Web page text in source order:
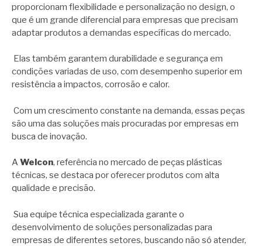
proporcionam flexibilidade e personalização no design, o
que é um grande diferencial para empresas que precisam
adaptar produtos a demandas específicas do mercado.
Elas também garantem durabilidade e segurança em
condições variadas de uso, com desempenho superior em
resistência a impactos, corrosão e calor.
Com um crescimento constante na demanda, essas peças
são uma das soluções mais procuradas por empresas em
busca de inovação.
AWelcon, referência no mercado de peças plásticas
técnicas, se destaca por oferecer produtos com alta
qualidade e precisão.
Sua equipe técnica especializada garante o
desenvolvimento de soluções personalizadas para
empresas de diferentes setores, buscando não só atender,